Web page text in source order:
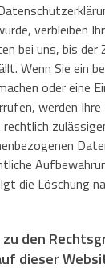
verbleiben
bei uns, bis der
Wenn Sie ein
oder eine
werden
die Löschung
den
dieser